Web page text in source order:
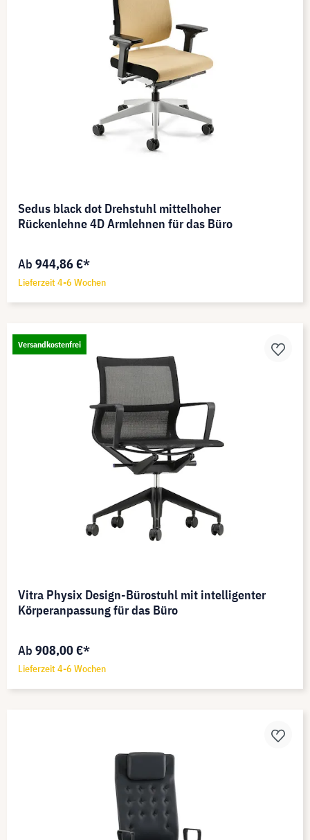
Sedus black dot Drehstuhl mittelhoher
Rückenlehne 4D Armlehnen für das Büro
Ab 944,86 €*
Lieferzeit 4-6 Wochen
Versandkostenfrei
Vitra Physix Design-Bürostuhl mit intelligenter
Körperanpassung für das Büro
Ab 908,00 €*
Lieferzeit 4-6 Wochen